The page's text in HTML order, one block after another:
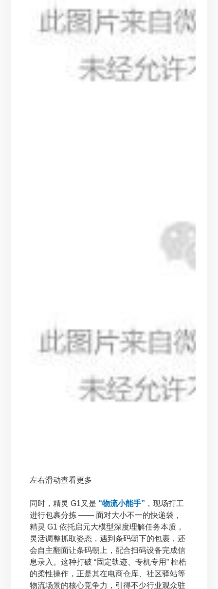
左右滑动查看更多
同时，精灵 G1又是 “物流小能手” ，现场打工
进行包裹分拣 —— 面对大小不一的快递袋，
精灵 G1 依托启元大模型深度理解任务本质，
灵活调整抓取姿态，遇到条码朝下的包裹，还
会自主翻面让条码朝上，配合扫码设备完成信
息录入。这种打破 “固定轨迹、专机专用” 桎梏
的柔性操作，正是其在电商仓库、社区驿站等
物流场景的核心竞争力，引得不少行业观众驻